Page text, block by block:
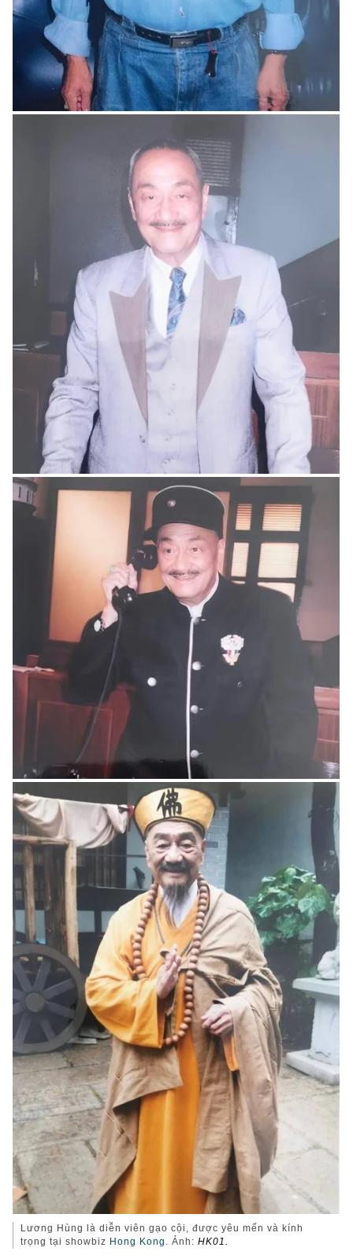
Lương Hùng là diễn viên gạo cội, được yêu mến và kính
trọng tại showbiz Hong Kong . Ảnh:HK01.